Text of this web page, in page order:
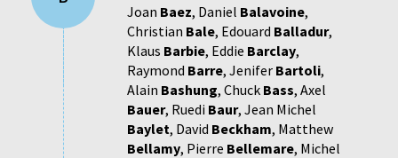
Joan Baez, Daniel Balavoine,
Christian Bale, Edouard Balladur,
Klaus Barbie, Eddie Barclay,
Raymond Barre, Jenifer Bartoli,
Alain Bashung, Chuck Bass, Axel
Bauer, Ruedi Baur, Jean Michel
Baylet, David Beckham, Matthew
Bellamy, Pierre Bellemare, Michel